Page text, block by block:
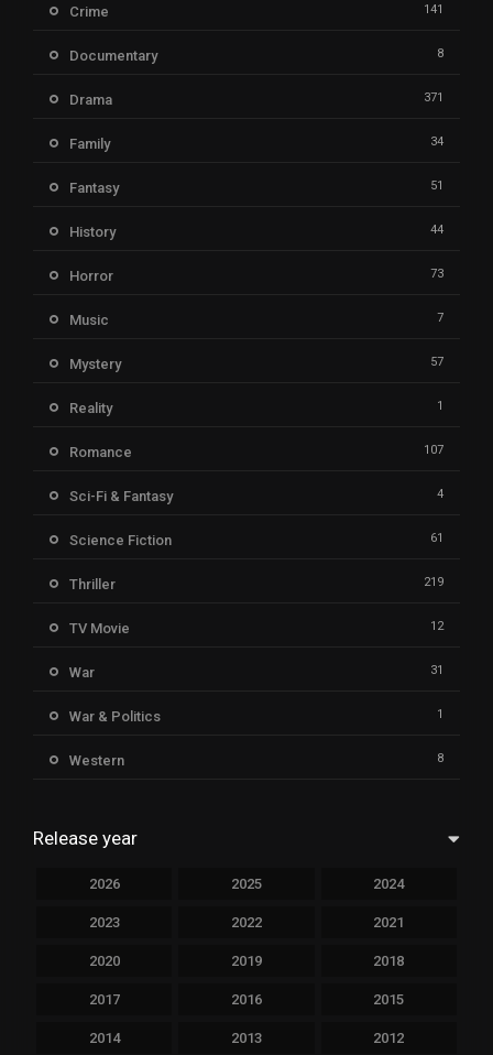
Crime 141
Documentary 8
Drama 371
Family 34
Fantasy 51
History 44
Horror 73
Music 7
Mystery 57
Reality 1
Romance 107
Sci-Fi & Fantasy 4
Science Fiction 61
Thriller 219
TV Movie 12
War 31
War & Politics 1
Western 8
Release year
2026 2025 2024
2023 2022 2021
2020 2019 2018
2017 2016 2015
2014 2013 2012